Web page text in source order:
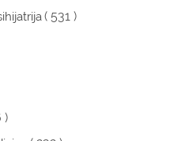
( 531 )
)